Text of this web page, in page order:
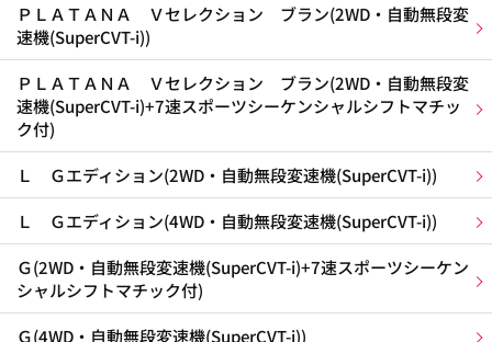
ＰＬＡＴＡＮＡ Ｖセレクション ブラン(2WD・自動無段変
速機(SuperCVT-i))
ＰＬＡＴＡＮＡ Ｖセレクション ブラン(2WD・自動無段変
速機(SuperCVT-i)+7速スポーツシーケンシャルシフトマチッ
ク付)
Ｌ Ｇエディション(2WD・自動無段変速機(SuperCVT-i))
Ｌ Ｇエディション(4WD・自動無段変速機(SuperCVT-i))
Ｇ(2WD・自動無段変速機(SuperCVT-i)+7速スポーツシーケン
シャルシフトマチック付)
Ｇ(4WD・自動無段変速機(SuperCVT-i))